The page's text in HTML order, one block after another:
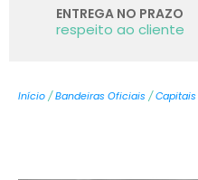
ENTREGA NO PRAZO
respeito ao cliente
Início/Bandeiras Oficiais/Capitais